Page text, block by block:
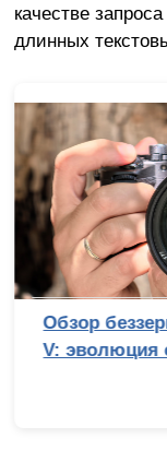
качестве
длинных
Обзор
V: эволюция